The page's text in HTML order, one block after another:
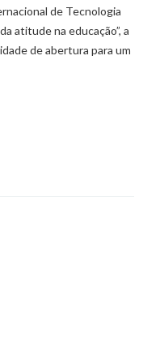
de Tecnologia
atitude na educação”, a
de abertura para um